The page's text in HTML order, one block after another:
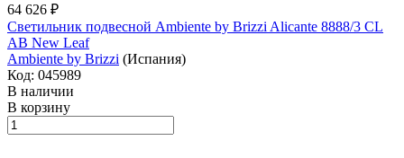
64 626 ₽
Светильник подвесной Ambiente by Brizzi Alicante 8888/3 CL
AB New Leaf
Ambiente by Brizzi (Испания)
Код: 045989
В наличии
В корзину